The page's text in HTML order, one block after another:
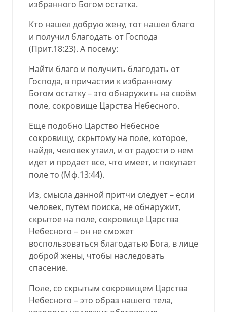
избранного Богом остатка.
Кто нашел добрую жену, тот нашел благо
и получил благодать от Господа
(Прит.18:23). А посему:
Найти благо и получить благодать от
Господа, в причастии к избранному
Богом остатку – это обнаружить на своём
поле, сокровище Царства Небесного.
Еще подобно Царство Небесное
сокровищу, скрытому на поле, которое,
найдя, человек утаил, и от радости о нем
идет и продает все, что имеет, и покупает
поле то (Мф.13:44).
Из, смысла данной притчи следует – если
человек, путём поиска, не обнаружит,
скрытое на поле, сокровище Царства
Небесного – он не сможет
воспользоваться благодатью Бога, в лице
доброй жены, чтобы наследовать
спасение.
Поле, со скрытым сокровищем Царства
Небесного – это образ нашего тела,